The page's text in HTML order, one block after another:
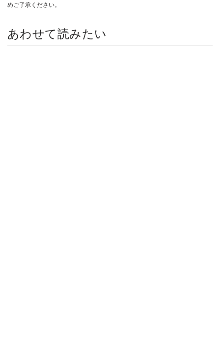
めご了承ください。
あわせて読みたい